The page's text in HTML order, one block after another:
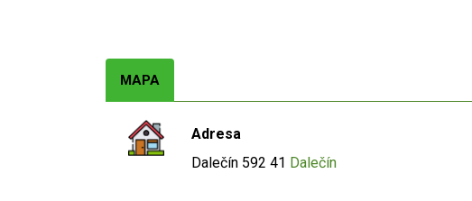
MAPA
Adresa
Dalečín 592 41 Dalečín